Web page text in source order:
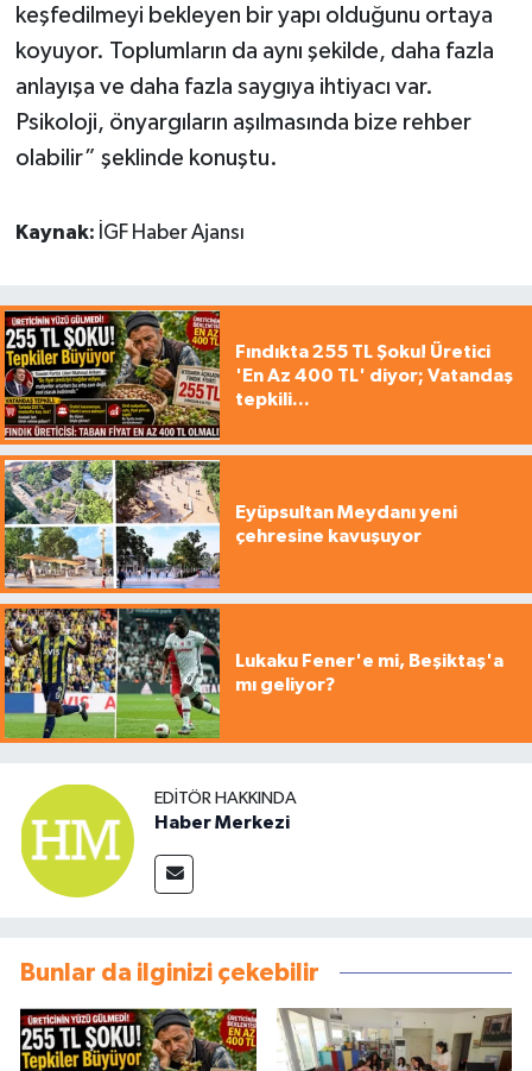
keşfedilmeyi bekleyen bir yapı olduğunu ortaya
koyuyor. Toplumların da aynı şekilde, daha fazla
anlayışa ve daha fazla saygıya ihtiyacı var.
Psikoloji, önyargıların aşılmasında bize rehber
olabilir” şeklinde konuştu.
Kaynak: İGF Haber Ajansı
Fındıkta 255 TL Şoku! Üretici
'En Az 400 TL' diyor; Vatandaş
tepkili...
Eyüpsultan Meydanı yeni
çehresine kavuşuyor
Lukaku Fener'e mi, Beşiktaş'a
mı geliyor?
EDITÖR HAKKINDA
Haber Merkezi
Bunlar da ilginizi çekebilir